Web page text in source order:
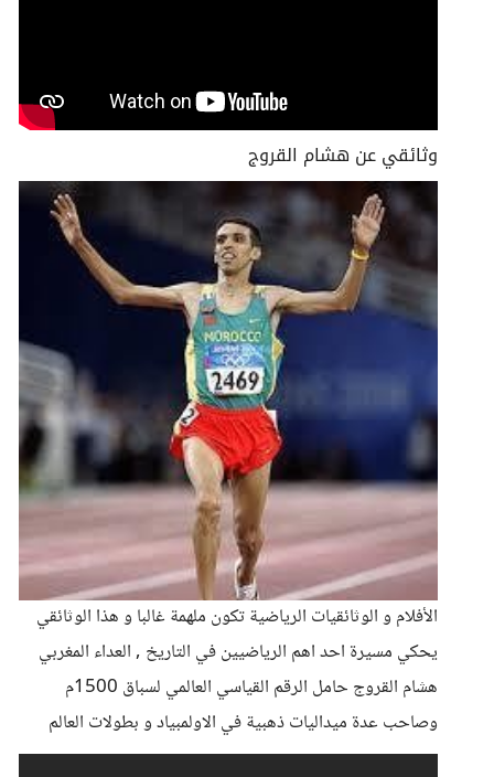
وثائقي عن هشام القروج
الأفلام و الوثائقيات الرياضية تكون ملهمة غالبا و هذا الوثائقي
يحكي مسيرة احد اهم الرياضيين في التاريخ , العداء المغربي
هشام القروج حامل الرقم القياسي العالمي لسباق 1500م
وصاحب عدة ميداليات ذهبية في الاولمبياد و بطولات العالم